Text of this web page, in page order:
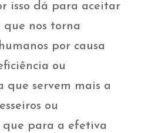
isso dá para aceitar
que nos torna
por causa
ou
que servem mais a
ou
que para a efetiva